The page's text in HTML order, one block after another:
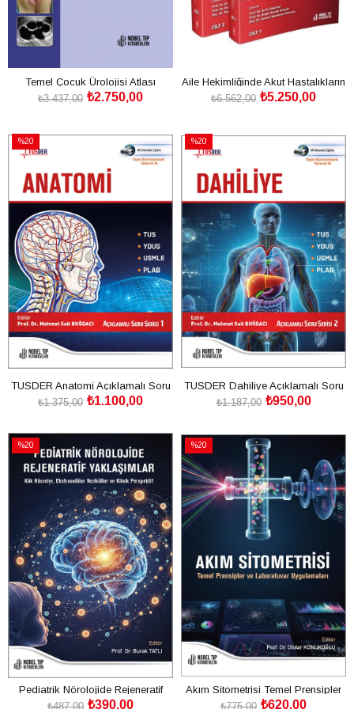
Temel Çocuk Ürolojisi Atlası
₺2.750,00
₺3.437,00
Aile Hekimliğinde Akut Hastalıkların
Yönetimi Cilt 1-2
₺5.250,00
₺6.562,00
%20
İndirim
%20İndirim
TUSDER Anatomi Açıklamalı Soru
Serisi 1
₺1.100,00
₺1.375,00
%20
İndirim
%20İndirim
TUSDER Dahiliye Açıklamalı Soru
Serisi 2₺950,00
₺1.187,00
%20
İndirim
%20İndirim
Pediatrik Nörolojide Rejeneratif
Yaklaşımlar
₺390,00
₺487,00
%20
İndirim
%20İndirim
Akım Sitometrisi Temel Prensipler
ve Laboratuvar Uygulamaları
₺620,00
₺775,00